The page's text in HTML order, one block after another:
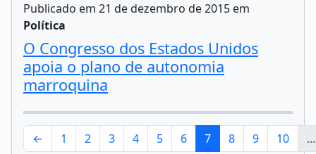
Publicado em 21 de dezembro de 2015 em
Política
O Congresso dos Estados Unidos
apoia o plano de autonomia
marroquina
← 1 2 3 4 5 6 7 8 9 10 ...